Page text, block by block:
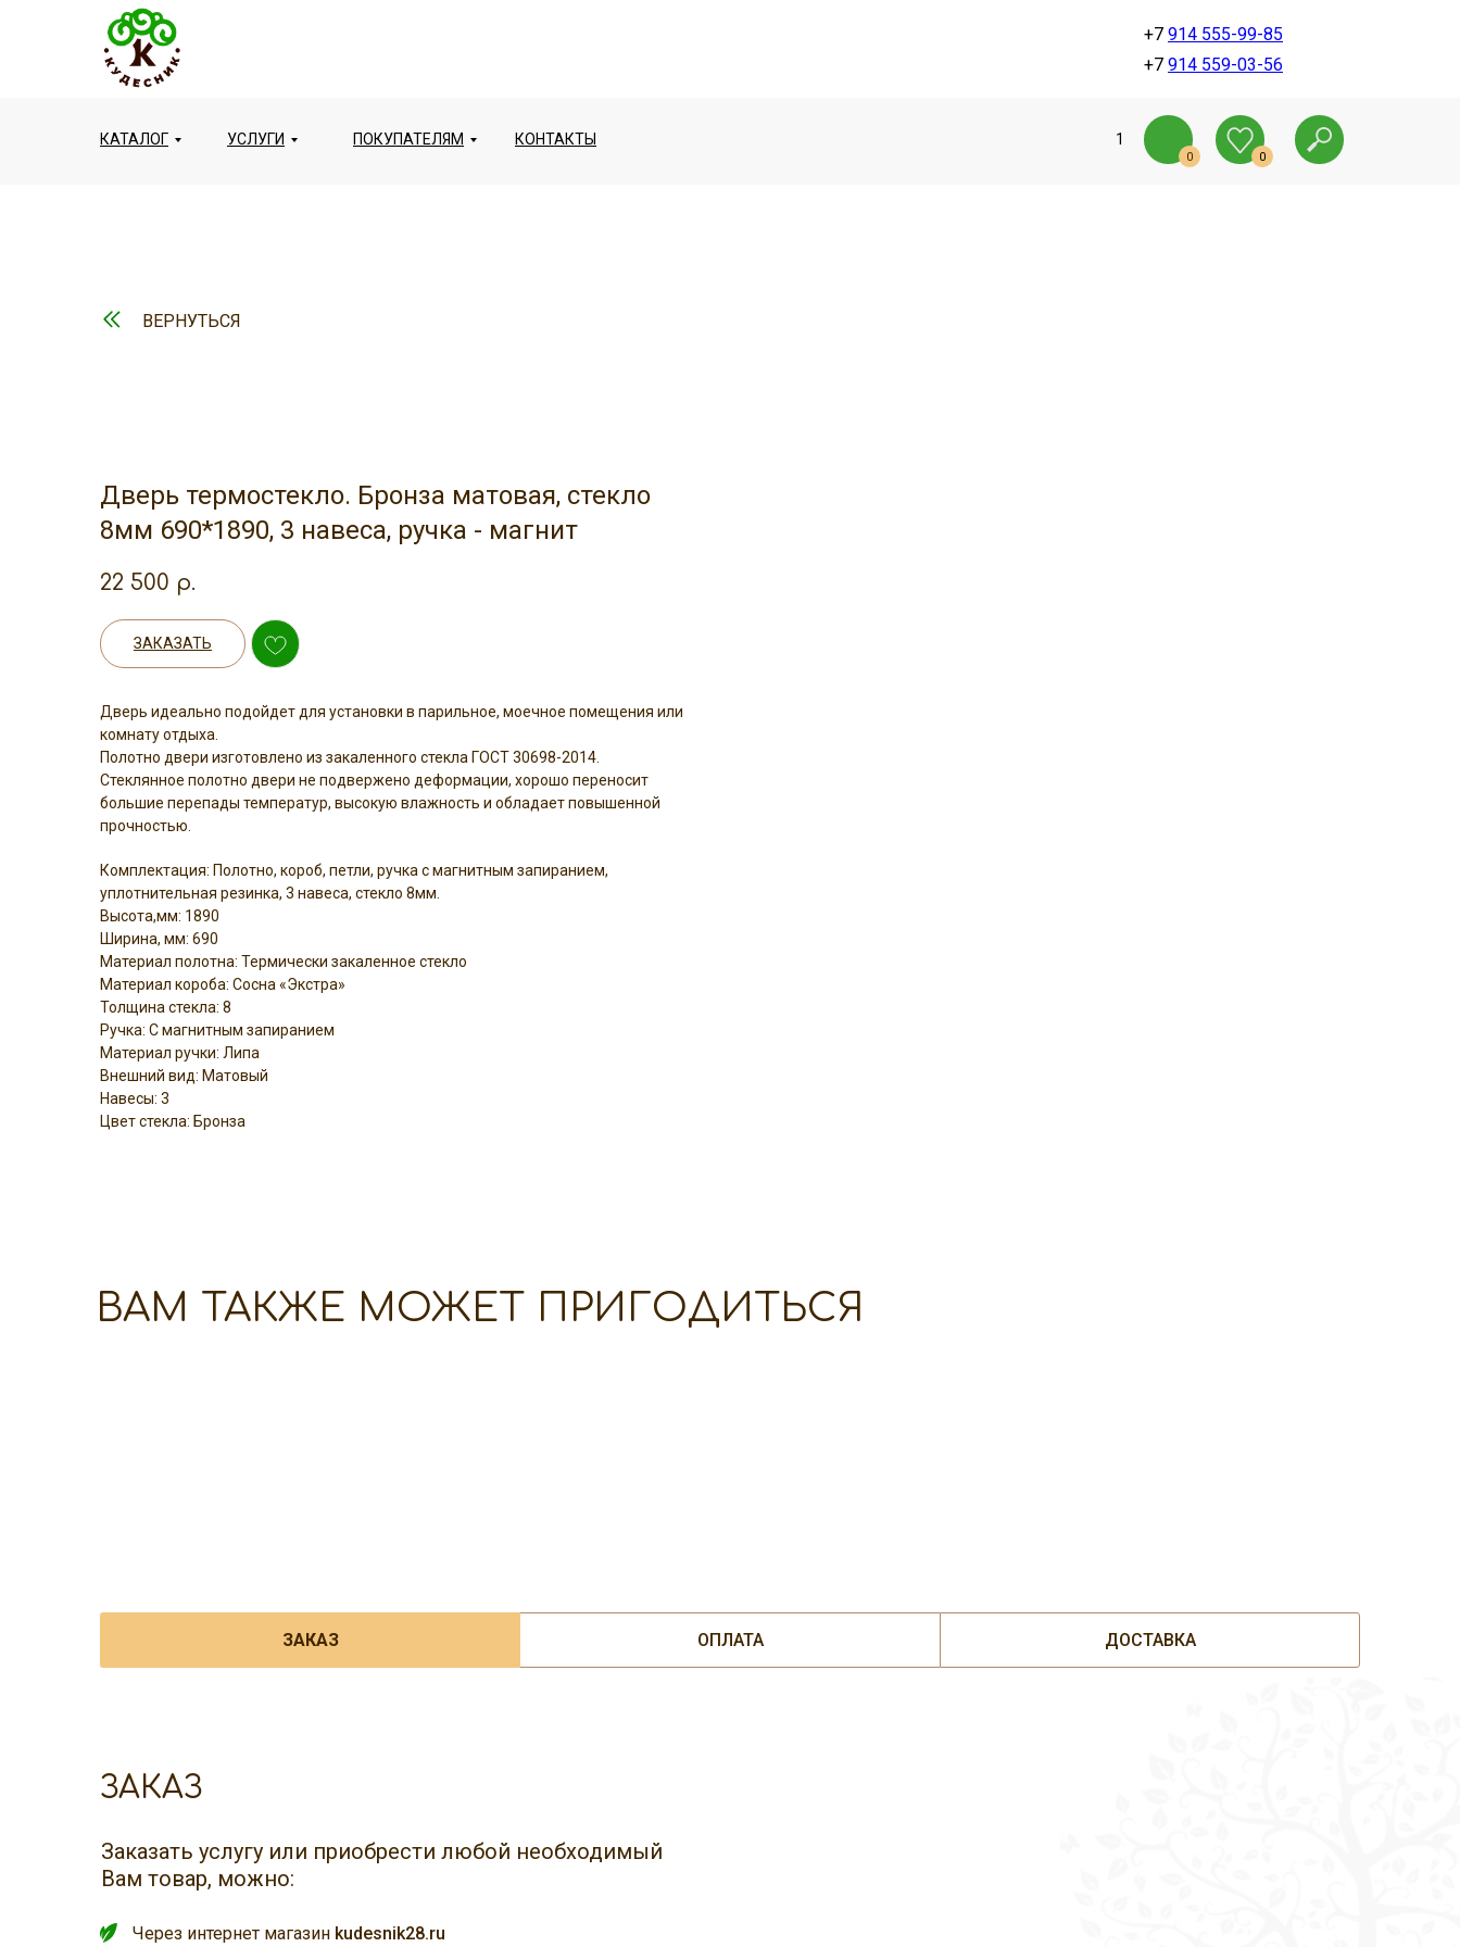
+7 914 559-03-56
+7 914 555-99-85
КОНТАКТЫ
КАТАЛОГ ПОКУПАТЕЛЯМ
УСЛУГИ
0 0
1
ВЕРНУТЬСЯ
Дверь термостекло. Бронза матовая, стекло
8мм 690*1890, 3 навеса, ручка - магнит
22 500 р.
ЗАКАЗАТЬ
Дверь идеально подойдет для установки в парильное, моечное помещения или
комнату отдыха.
Полотно двери изготовлено из закаленного стекла ГОСТ 30698-2014.
Стеклянное полотно двери не подвержено деформации, хорошо переносит
большие перепады температур, высокую влажность и обладает повышенной
прочностью.
Комплектация: Полотно, короб, петли, ручка с магнитным запиранием,
уплотнительная резинка, 3 навеса, стекло 8мм.
Высота,мм: 1890
Ширина, мм: 690
Материал полотна: Термически закаленное стекло
Материал короба: Сосна «Экстра»
Толщина стекла: 8
Ручка: С магнитным запиранием
Материал ручки: Липа
Внешний вид: Матовый
Навесы: 3
Цвет стекла: Бронза
ВАМ ТАКЖЕ МОЖЕТ ПРИГОДИТЬСЯ
ЗАКАЗ ОПЛАТА ДОСТАВКА
ЗАКАЗ
Через интернет магазин kudesnik28.ru
Заказать услугу или приобрести любой необходимый
Вам товар, можно: